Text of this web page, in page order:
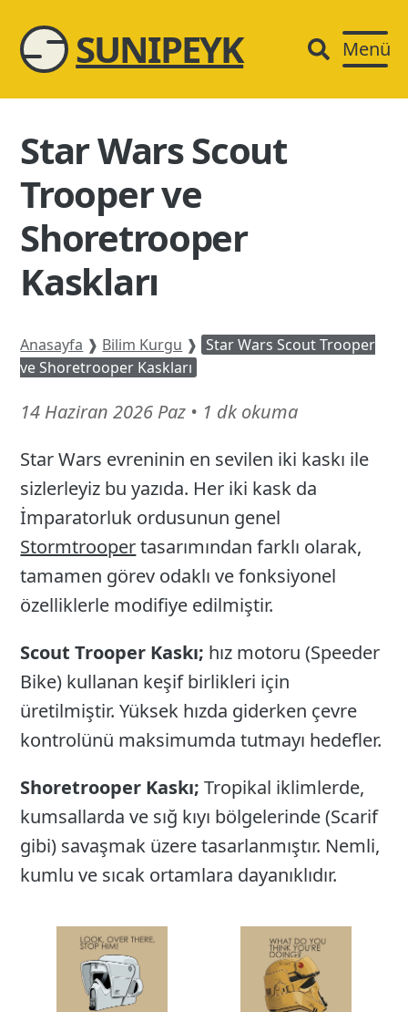
SUNIPEYK Menü
Star Wars Scout
Trooper ve
Shoretrooper
Kaskları
Anasayfa ❱ Bilim Kurgu ❱ Star Wars Scout Trooper
ve Shoretrooper Kaskları
14 Haziran 2026 Paz 14
26
• 1 dk okuma
Star Wars evreninin en sevilen iki kaskı ile
sizlerleyiz bu yazıda. Her iki kask da
İmparatorluk ordusunun genel
Stormtroopertasarımından farklı olarak,
tamamen görev odaklı ve fonksiyonel
özelliklerle modifiye edilmiştir.
Scout Trooper Kaskı; hız motoru (Speeder
Bike) kullanan keşif birlikleri için
üretilmiştir. Yüksek hızda giderken çevre
kontrolünü maksimumda tutmayı hedefler.
Shoretrooper Kaskı; Tropikal iklimlerde,
kumsallarda ve sığ kıyı bölgelerinde (Scarif
gibi) savaşmak üzere tasarlanmıştır. Nemli,
kumlu ve sıcak ortamlara dayanıklıdır.